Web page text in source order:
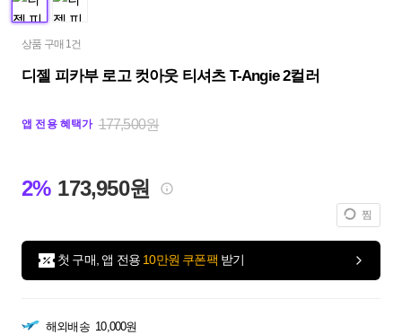
상품 구매 1건
디젤 피카부 로고 컷아웃 티셔츠 T-Angie 2컬러
앱 전용 혜택가 177,500원
2% 173,950원
찜
첫 구매, 앱 전용 10만원 쿠폰팩 받기
해외배송 10,000원